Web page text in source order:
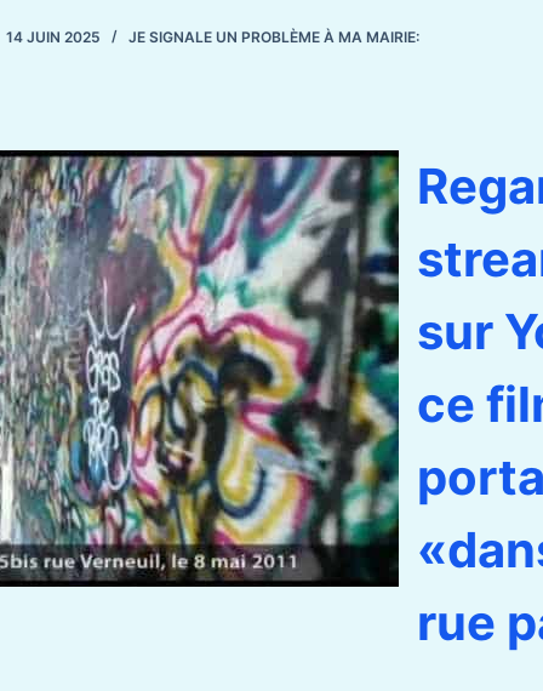
14 JUIN 2025 JE SIGNALE UN PROBLÈME À MA MAIRIE:
sur
ce
rue